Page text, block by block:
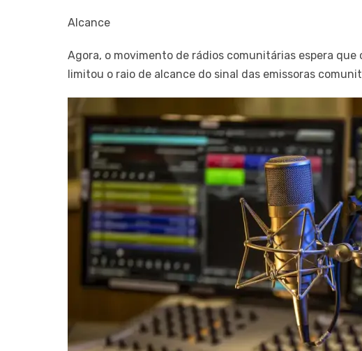
Alcance
Agora, o movimento de rádios comunitárias espera
limitou o raio de alcance do sinal das emissoras